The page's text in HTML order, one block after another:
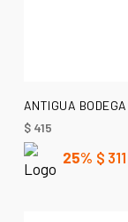
ANTIGUA
$415
25% $ 311